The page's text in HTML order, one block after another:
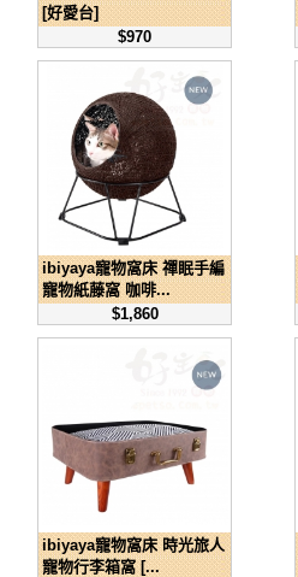
[好愛台]
$970
ibiyaya寵物窩床 禪眠手編
寵物紙藤窩 咖啡...
$1,860
ibiyaya寵物窩床 時光旅人
寵物行李箱窩 [...